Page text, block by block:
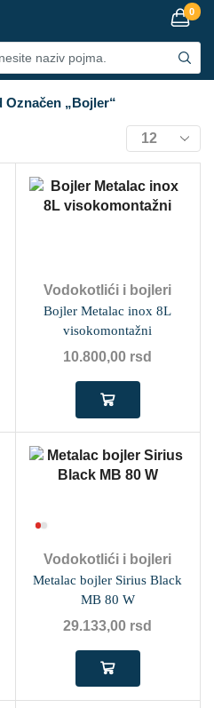
0
Označen „bojler“
Vodokotlići i bojleri
Bojler Metalac inox 8L
visokomontažni
10.800,00 rsd
Vodokotlići i bojleri
Metalac bojler Sirius Black
MB 80 W
29.133,00 rsd